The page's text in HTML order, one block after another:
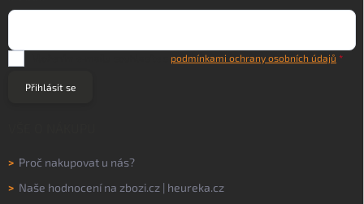
podmínkami ochrany osobních údajů
Přihlásit se
> Proč nakupovat u nás?
> Naše hodnocení na zbozi.cz | heureka.cz